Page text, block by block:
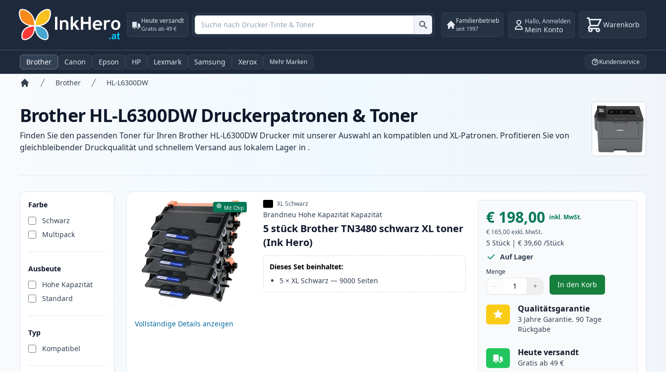
Heute versandt
Gratis ab 49 €
Familienbetrieb
seit 1997
Hallo,Anmelden
Mein Konto Warenkorb
Brother Canon Epson HP Lexmark Samsung Xerox Mehr Marken Kundenservice
Brother HL-L6300DW
Brother HL-L6300DW Druckerpatronen & Toner
Finden Sie den passenden Toner für Ihren Brother HL-L6300DW Drucker mit unserer Auswahl an kompatiblen und XL-Patronen. Profitieren Sie von
gleichbleibender Druckqualität und schnellem Versand aus lokalem Lager in .
Farbe
Schwarz
Multipack
Ausbeute
Hohe Kapazität
Standard
Typ
Kompatibel
Produkte
Mit Chip
Vollständige Details anzeigen
XL Schwarz
Brandneu Hohe Kapazität Kapazität
5 stück Brother TN3480 schwarz XL toner
(Ink Hero)
Dieses Set beinhaltet:
5 ×XL Schwarz —9000 Seiten
€ 198,00 inkl. MwSt.
€ 165,00 exkl. MwSt.
5 Stück |€ 39,60 /Stück
Auf Lager
Menge
Menge
Verwenden Sie die Tasten, um anzupassen
− +
Menge 1
In den Korb
, 5 stück Brother TN3480
Qualitätsgarantie
3 Jahre Garantie. 90 Tage
Rückgabe
Heute versandt
Gratis ab 49 €